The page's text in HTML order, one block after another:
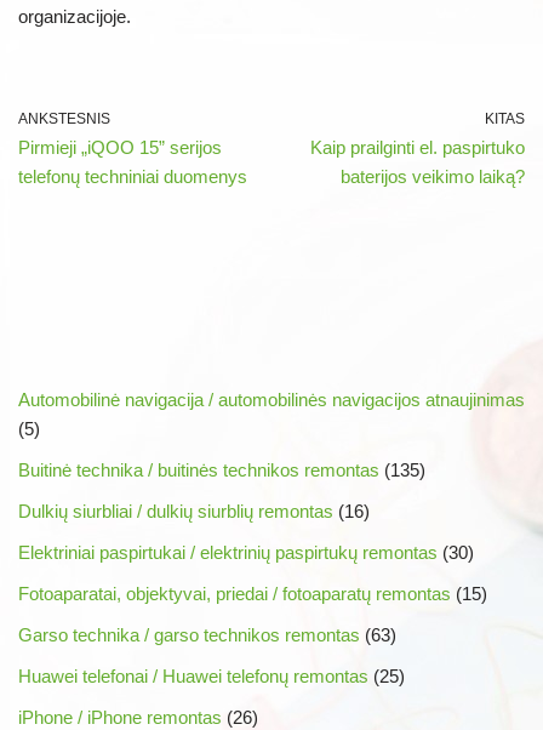
organizacijoje.
ANKSTESNIS
Pirmieji „iQOO 15” serijos
telefonų techniniai duomenys
KITAS
Kaip prailginti el. paspirtuko
baterijos veikimo laiką?
Automobilinė navigacija / automobilinės navigacijos atnaujinimas
(5)
Buitinė technika / buitinės technikos remontas (135)
Dulkių siurbliai / dulkių siurblių remontas (16)
Elektriniai paspirtukai / elektrinių paspirtukų remontas (30)
Fotoaparatai, objektyvai, priedai / fotoaparatų remontas (15)
Garso technika / garso technikos remontas (63)
Huawei telefonai / Huawei telefonų remontas (25)
iPhone / iPhone remontas (26)